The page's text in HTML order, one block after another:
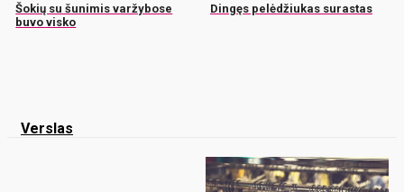
Šokių su šunimis varžybose
buvo visko
Dingęs pelėdžiukas surastas
Verslas